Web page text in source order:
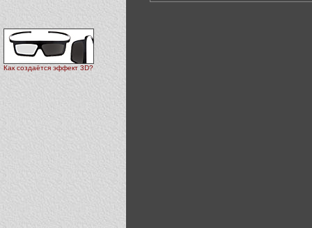
Как создаётся эффект 3D?